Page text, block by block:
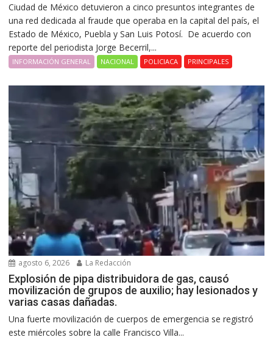
Ciudad de México detuvieron a cinco presuntos integrantes de
una red dedicada al fraude que operaba en la capital del país, el
Estado de México, Puebla y San Luis Potosí. De acuerdo con
reporte del periodista Jorge Becerril,...
INFORMACIÓN GENERAL NACIONAL POLICIACA PRINCIPALES
agosto 6, 2026 La Redacción
Explosión de pipa distribuidora de gas, causó
movilización de grupos de auxilio; hay lesionados y
varias casas dañadas.
Una fuerte movilización de cuerpos de emergencia se registró
este miércoles sobre la calle Francisco Villa...